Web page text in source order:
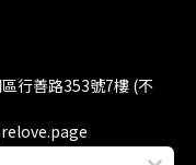
行善路353號7樓 (不